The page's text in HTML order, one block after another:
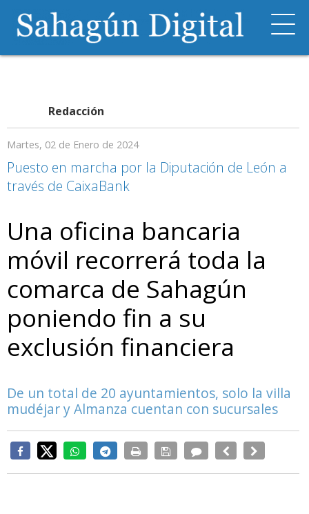
Redacción
Martes, 02 de Enero de 2024
Puesto en marcha por la Diputación de León a
través de CaixaBank
Una oficina bancaria
móvil recorrerá toda la
comarca de Sahagún
poniendo fin a su
exclusión financiera
De un total de 20 ayuntamientos, solo la villa
mudéjar y Almanza cuentan con sucursales